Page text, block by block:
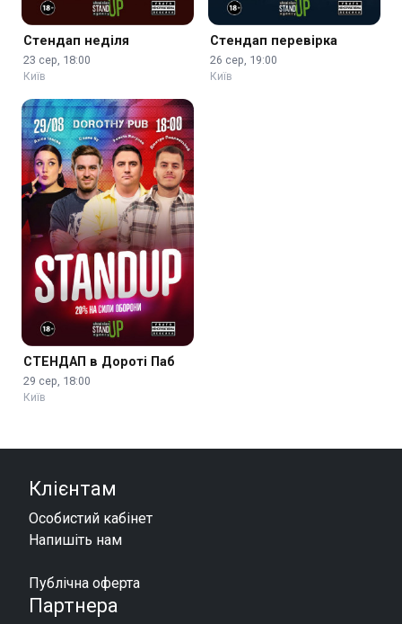
Стендап неділя
23 сер, 18:00
Київ
Стендап перевірка
26 сер, 19:00
Київ
СТЕНДАП в Дороті Паб
29 сер, 18:00
Київ
Клієнтам
Особистий кабінет
Напишіть нам
Публічна оферта
Партнера